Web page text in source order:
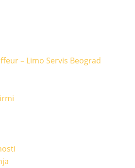
– Limo Servis Beograd